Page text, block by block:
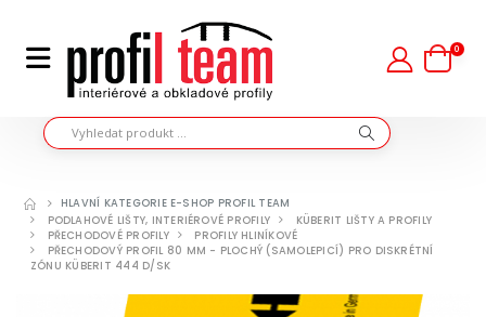
0
HLAVNÍ KATEGORIE E-SHOP PROFIL TEAM
PODLAHOVÉ LIŠTY, INTERIÉROVÉ PROFILY
KÜBERIT LIŠTY A PROFILY
PŘECHODOVÉ PROFILY
PROFILY HLINÍKOVÉ
PŘECHODOVÝ PROFIL 80 MM - PLOCHÝ (SAMOLEPICÍ) PRO DISKRÉTNÍ
ZÓNU KÜBERIT 444 D/SK